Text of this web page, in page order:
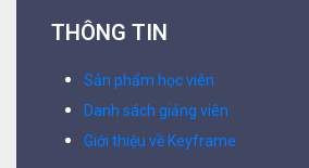
THÔNG TIN
Sản phẩm học viên
Danh sách giảng viên
Giới thiệu về Keyframe